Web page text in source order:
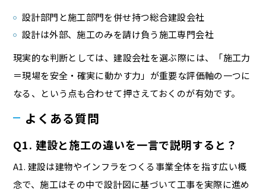
設計部門と施工部門を併せ持つ総合建設会社
設計は外部、施工のみを請け負う施工専門会社
現実的な判断としては、建設会社を選ぶ際には、「施工力
＝現場を安全・確実に動かす力」が重要な評価軸の一つに
なる、という点も合わせて押さえておくのが有効です。
よくある質問
Q1. 建設と施工の違いを一言で説明すると？
A1. 建設は建物やインフラをつくる事業全体を指す広い概
念で、施工はその中で設計図に基づいて工事を実際に進め